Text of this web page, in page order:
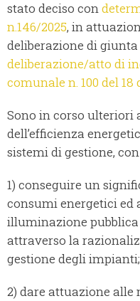
stato deciso con
n.146/2025, in
deliberazione di giunta
deliberazione/atto di
comunale n. 100 del 18
Sono in corso
dell’efficienza
sistemi di gestione,
1) conseguire un
consumi energetici ed
illuminazione pubblica
attraverso la
gestione degli impianti;
2) dare attuazione